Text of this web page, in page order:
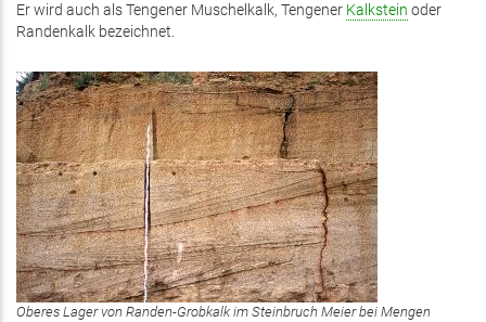
Er wird auch als Tengener Muschelkalk, Tengener Kalkstein oder
Randenkalk bezeichnet.
Oberes Lager von Randen-Grobkalk im Steinbruch Meier bei Mengen